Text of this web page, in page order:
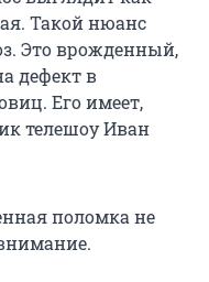
Такой нюанс
Это врожденный,
дефект в
Его имеет,
телешоу Иван
поломка не